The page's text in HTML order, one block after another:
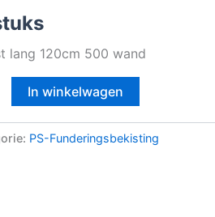
lang 120cm 500 wand
In winkelwagen
PS-Funderingsbekisting